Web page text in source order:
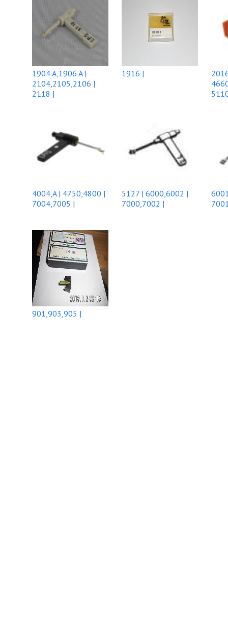
1904 A,1906 A |
2104,2105,2106 |
2118 |
1916 |
4004,A | 4750,4800 |
7004,7005 |
5127 | 6000,6002 |
7000,7002 |
901,903,905 |